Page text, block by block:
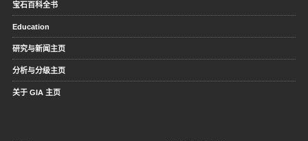
宝石百科全书
Education
研究与新闻主页
分析与分级主页
关于 GIA 主页